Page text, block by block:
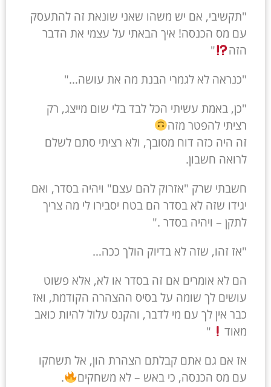
"תקשיבי, אם יש משהו שאני שונאת זה להתעסק
עם מס הכנסה! איך הבאתי על עצמי את הדבר
הזה
"
"כנראה לא לגמרי הבנת מה את עושה…"
"כן, באמת עשיתי הכל לבד בלי שום מייצג, רק
רציתי להפטר מזה
זה היה כזה דוח מסובך, ולא רציתי סתם לשלם
לרואה חשבון.
חשבתי שרק "אזרוק להם עצם" ויהיה בסדר, ואם
יגידו שזה לא בסדר הם בטח יסבירו לי מה צריך
לתקן – ויהיה בסדר ."
"אז זהו, שזה לא בדיוק הולך ככה…
הם לא אומרים אם זה בסדר או לא, אלא פשוט
עושים לך שומה על בסיס ההצהרה הקודמת, ואז
כבר אין לך עם מי לדבר, והקנס עלול להיות כואב
מאוד
"
אז אם גם אתם קבלתם הצהרת הון, אל תשחקו
עם מס הכנסה, כי באש – לא משחקים
.